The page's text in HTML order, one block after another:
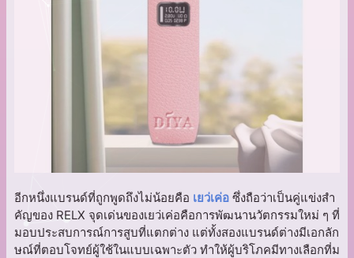
อีกหนึ่งแบรนด์ที่ถูกพูดถึงไม่น้อยคือ เยว่เค่อ ซึ่งถือว่าเป็นคู่แข่งสำ
คัญของ RELX จุดเด่นของเยว่เค่อคือการพัฒนานวัตกรรมใหม่ ๆ ที่
มอบประสบการณ์การสูบที่แตกต่าง แต่ทั้งสองแบรนด์ต่างมีเอกลัก
ษณ์ที่ตอบโจทย์ผู้ใช้ในแบบเฉพาะตัว ทำให้ผู้บริโภคมีทางเลือกที่ม